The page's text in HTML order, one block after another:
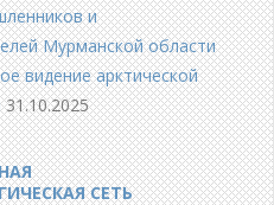
и
Мурманской области
видение арктической
31.10.2025
СЕТЬ